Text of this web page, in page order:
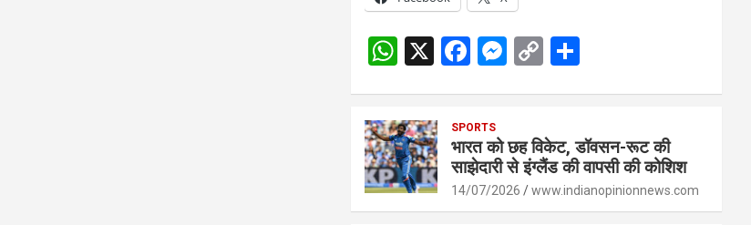
W
s
A
p
X
F
b
o
o
M
n
g
er
C
Li
n
k
e
SPORTS
भारत को छह विकेट, डॉवसन-रूट की
साझेदारी से इंग्लैंड की वापसी की कोशिश
14/07/2026 www.indianopinionnews.com